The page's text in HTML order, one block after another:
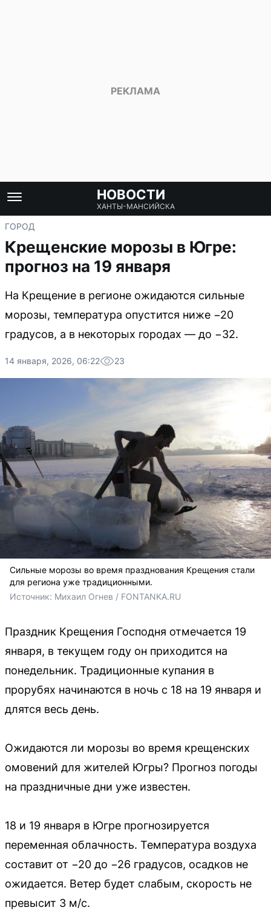
НОВОСТИ
ХАНТЫ-МАНСИЙСКА
ГОРОД
Крещенские морозы в Югре:
прогноз на 19 января
На Крещение в регионе ожидаются сильные
морозы, температура опустится ниже −20
градусов, а в некоторых городах — до −32.
14 января, 2026, 06:22 23
Сильные морозы во время празднования Крещения стали
для региона уже традиционными.
Источник: Михаил Огнев / FONTANKA.RU
Праздник Крещения Господня отмечается 19
января, в текущем году он приходится на
понедельник. Традиционные купания в
прорубях начинаются в ночь с 18 на 19 января и
длятся весь день.
Ожидаются ли морозы во время крещенских
омовений для жителей Югры? Прогноз погоды
на праздничные дни уже известен.
18 и 19 января в Югре прогнозируется
переменная облачность. Температура воздуха
составит от −20 до −26 градусов, осадков не
ожидается. Ветер будет слабым, скорость не
превысит 3 м/с.